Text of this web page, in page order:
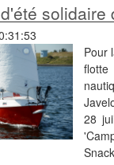
solidaire
Pour
28